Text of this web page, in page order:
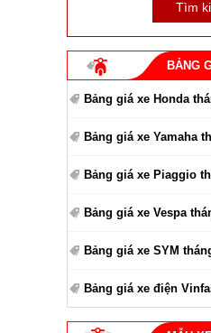
BẢNG
Bảng giá xe Honda
Bảng giá xe Yamaha
Bảng giá xe Piaggio
Bảng giá xe Vespa
Bảng giá xe SYM
Bảng giá xe điện